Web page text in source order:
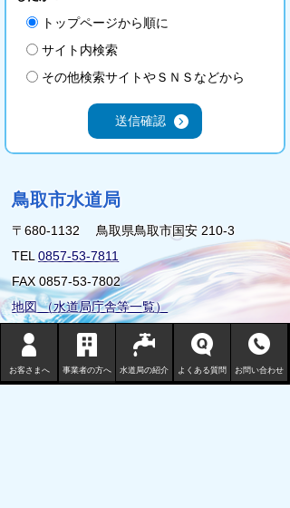
お客さまへ 事業者の方へ 水道局の紹介 よくある質問 お問い合わせ
トップページから順に
サイト内検索
その他検索サイトやＳＮＳなどから
鳥取市水道局
〒680-1132 鳥取県鳥取市国安 210-3
TEL0857-53-7811
FAX 0857-53-7802
地図 （水道局庁舎等一覧）
サイトマップ
プライバシーポリシー